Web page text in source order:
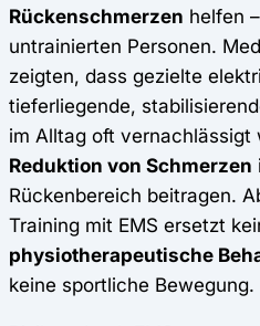
Rückenschmerzen helfen
untrainierten Personen.
zeigten, dass gezielte
tieferliegende,
im Alltag oft vernachlässigt
Reduktion von Schmerzen
Rückenbereich beitragen.
Training mit EMS ersetzt
physiotherapeutische
keine sportliche Bewegung.